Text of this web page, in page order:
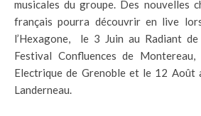
musicales du groupe. Des nouvelles
français pourra découvrir en live
l’Hexagone, le 3 Juin au Radiant
Festival Confluences de
Electrique de Grenoble et le 12 Août
Landerneau.